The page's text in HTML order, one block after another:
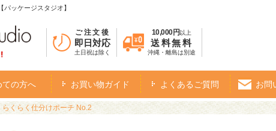
ッケージスタジオ】
ご注文後
即日対応
土日祝は除く
10,000円 以上
送料無料
沖縄・離島は別途
ての方へ お買い物ガイド よくあるご質問 お問
らくらく仕分けポーチ No.2